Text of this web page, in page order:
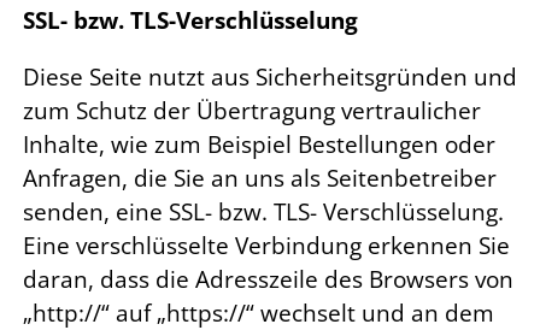
SSL- bzw. TLS-Verschlüsselung
Diese Seite nutzt aus Sicherheitsgründen und
zum Schutz der Übertragung vertraulicher
Inhalte, wie zum Beispiel Bestellungen oder
Anfragen, die Sie an uns als Seitenbetreiber
senden, eine SSL- bzw. TLS- Verschlüsselung.
Eine verschlüsselte Verbindung erkennen Sie
daran, dass die Adresszeile des Browsers von
„http://“ auf „https://“ wechselt und an dem